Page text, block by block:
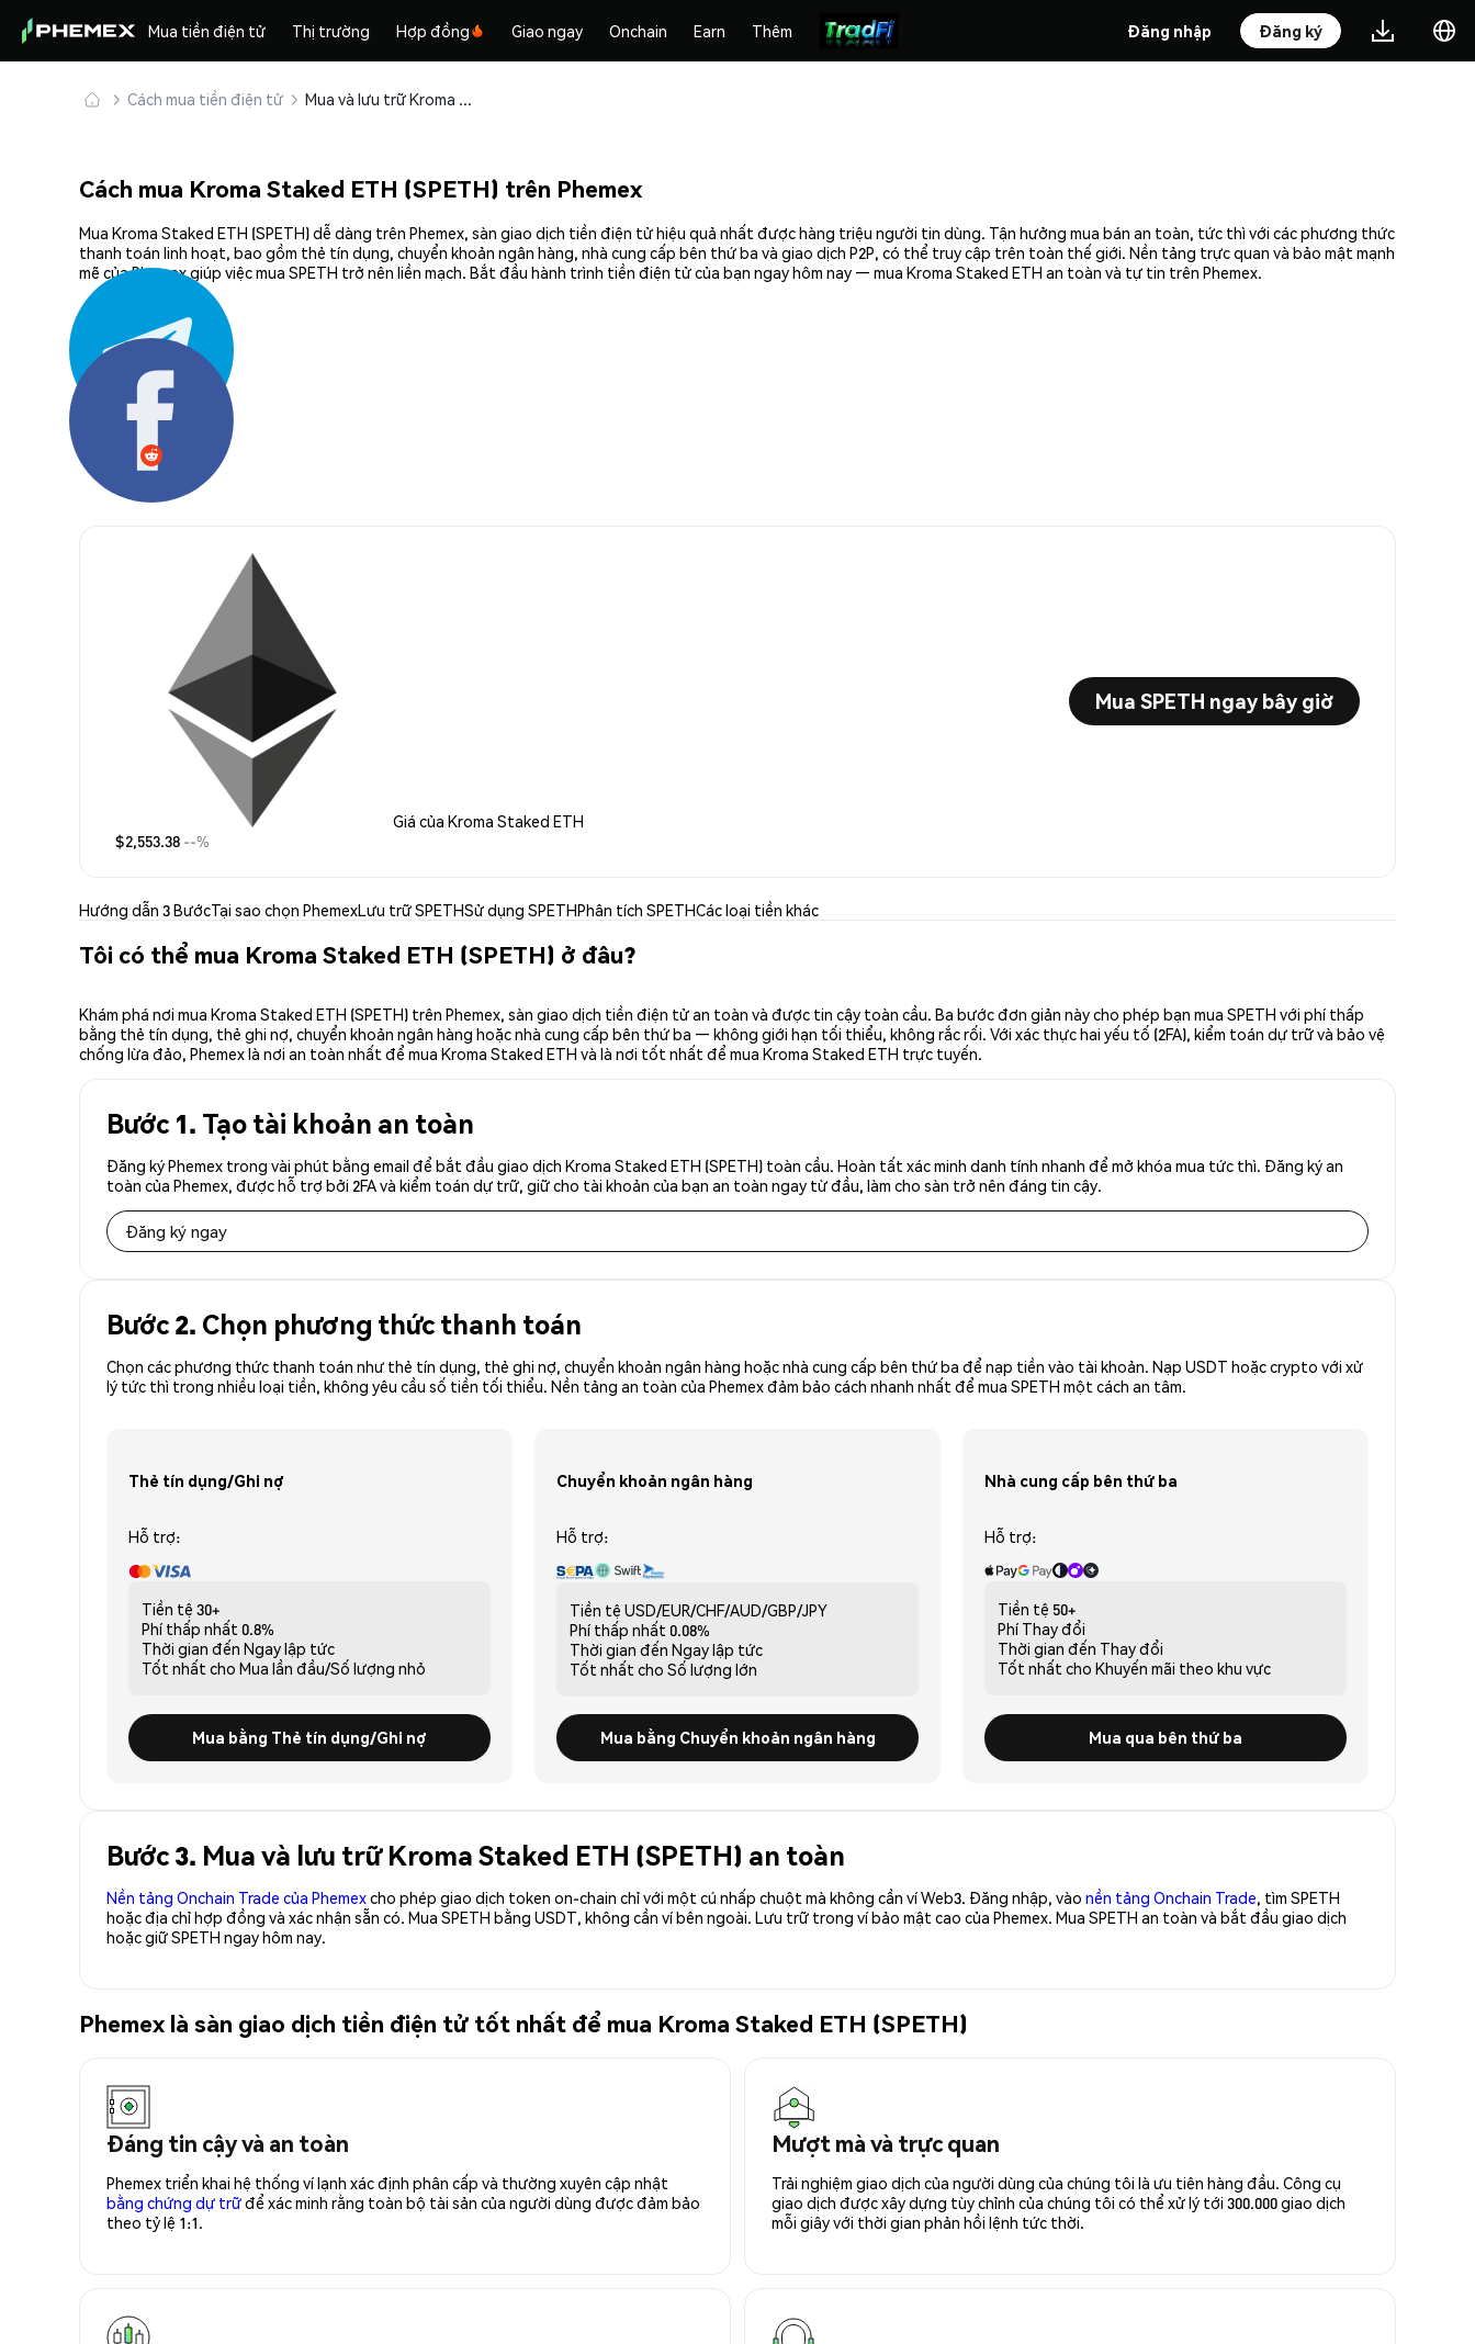
Mua tiền điện tử Thị trường Hợp đồng Giao ngay Onchain Earn Thêm Đăng nhập Đăng ký
Cách mua tiền điện tử Mua và lưu trữ Kroma Staked ETH (SPETH) an toàn
Cách mua Kroma Staked ETH (SPETH) trên Phemex
Mua Kroma Staked ETH (SPETH) dễ dàng trên Phemex, sàn giao dịch tiền điện tử hiệu quả nhất được hàng triệu người tin dùng. Tận hưởng mua bán an toàn, tức thì với các phương thức
thanh toán linh hoạt, bao gồm thẻ tín dụng, chuyển khoản ngân hàng, nhà cung cấp bên thứ ba và giao dịch P2P, có thể truy cập trên toàn thế giới. Nền tảng trực quan và bảo mật mạnh
mẽ của Phemex giúp việc mua SPETH trở nên liền mạch. Bắt đầu hành trình tiền điện tử của bạn ngay hôm nay — mua Kroma Staked ETH an toàn và tự tin trên Phemex.
Chia sẻ:
Giá của Kroma Staked ETH
$2,553.38 --%
Mua SPETH ngay bây giờ
Hướng dẫn 3 BướcTại sao chọn PhemexLưu trữ SPETHSử dụng SPETHPhân tích SPETHCác loại tiền khác
Tôi có thể mua Kroma Staked ETH (SPETH) ở đâu?
Khám phá nơi mua Kroma Staked ETH (SPETH) trên Phemex, sàn giao dịch tiền điện tử an toàn và được tin cậy toàn cầu. Ba bước đơn giản này cho phép bạn mua SPETH với phí thấp
bằng thẻ tín dụng, thẻ ghi nợ, chuyển khoản ngân hàng hoặc nhà cung cấp bên thứ ba — không giới hạn tối thiểu, không rắc rối. Với xác thực hai yếu tố (2FA), kiểm toán dự trữ và bảo vệ
chống lừa đảo, Phemex là nơi an toàn nhất để mua Kroma Staked ETH và là nơi tốt nhất để mua Kroma Staked ETH trực tuyến.
Bước 1. Tạo tài khoản an toàn
Đăng ký Phemex trong vài phút bằng email để bắt đầu giao dịch Kroma Staked ETH (SPETH) toàn cầu. Hoàn tất xác minh danh tính nhanh để mở khóa mua tức thì. Đăng ký an
toàn của Phemex, được hỗ trợ bởi 2FA và kiểm toán dự trữ, giữ cho tài khoản của bạn an toàn ngay từ đầu, làm cho sàn trở nên đáng tin cậy.
Đăng ký ngay
Bước 2. Chọn phương thức thanh toán
Chọn các phương thức thanh toán như thẻ tín dụng, thẻ ghi nợ, chuyển khoản ngân hàng hoặc nhà cung cấp bên thứ ba để nạp tiền vào tài khoản. Nạp USDT hoặc crypto với xử
lý tức thì trong nhiều loại tiền, không yêu cầu số tiền tối thiểu. Nền tảng an toàn của Phemex đảm bảo cách nhanh nhất để mua SPETH một cách an tâm.
Thẻ tín dụng/Ghi nợ
Hỗ trợ:
Tiền tệ 30+
Phí thấp nhất 0.8%
Thời gian đến Ngay lập tức
Tốt nhất cho Mua lần đầu/Số lượng nhỏ
Mua bằng Thẻ tín dụng/Ghi nợ
Chuyển khoản ngân hàng
Hỗ trợ:
Tiền tệ USD/EUR/CHF/AUD/GBP/JPY
Phí thấp nhất 0.08%
Thời gian đến Ngay lập tức
Tốt nhất cho Số lượng lớn
Mua bằng Chuyển khoản ngân hàng
Nhà cung cấp bên thứ ba
Hỗ trợ:
Tiền tệ 50+
Phí Thay đổi
Thời gian đến Thay đổi
Tốt nhất cho Khuyến mãi theo khu vực
Mua qua bên thứ ba
Bước 3. Mua và lưu trữ Kroma Staked ETH (SPETH) an toàn
Nền tảng Onchain Trade của Phemexcho phép giao dịch token on-chain chỉ với một cú nhấp chuột mà không cần ví Web3. Đăng nhập, vào nền tảng Onchain Trade, tìm SPETH
hoặc địa chỉ hợp đồng và xác nhận sẵn có. Mua SPETH bằng USDT, không cần ví bên ngoài. Lưu trữ trong ví bảo mật cao của Phemex. Mua SPETH an toàn và bắt đầu giao dịch
hoặc giữ SPETH ngay hôm nay.
Phemex là sàn giao dịch tiền điện tử tốt nhất để mua Kroma Staked ETH (SPETH)
Đáng tin cậy và an toàn
Phemex triển khai hệ thống ví lạnh xác định phân cấp và thường xuyên cập nhật
bằng chứng dự trữđể xác minh rằng toàn bộ tài sản của người dùng được đảm bảo
theo tỷ lệ 1:1.
Mượt mà và trực quan
Trải nghiệm giao dịch của người dùng của chúng tôi là ưu tiên hàng đầu. Công cụ
giao dịch được xây dựng tùy chỉnh của chúng tôi có thể xử lý tới 300.000 giao dịch
mỗi giây với thời gian phản hồi lệnh tức thời.